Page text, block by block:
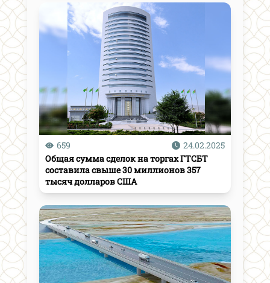
659
24.02.2025
Общая сумма сделок на торгах ГТСБТ
составила свыше 30 миллионов 357
тысяч долларов США